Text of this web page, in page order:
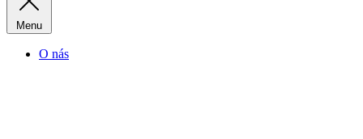
Menu
O nás